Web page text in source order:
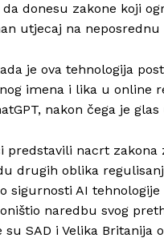
donesu zakone koji
utjecaj na
je ova tehnologija
imena i lika u online
nakon čega je
predstavili nacrt
drugih oblika
sigurnosti AI
naredbu svog
su SAD i Velika